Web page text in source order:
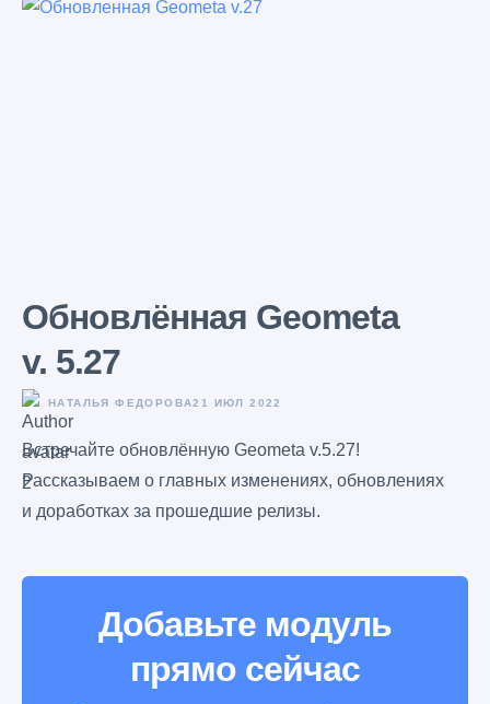
Обновлённая Geometa
v. 5.27
НАТАЛЬЯ ФЕДОРОВА21 ИЮЛ 2022
Встречайте обновлённую Geometa v.5.27!
Рассказываем о главных изменениях, обновлениях
и доработках за прошедшие релизы.
Добавьте модуль
прямо сейчас